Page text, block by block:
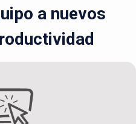
a nuevos